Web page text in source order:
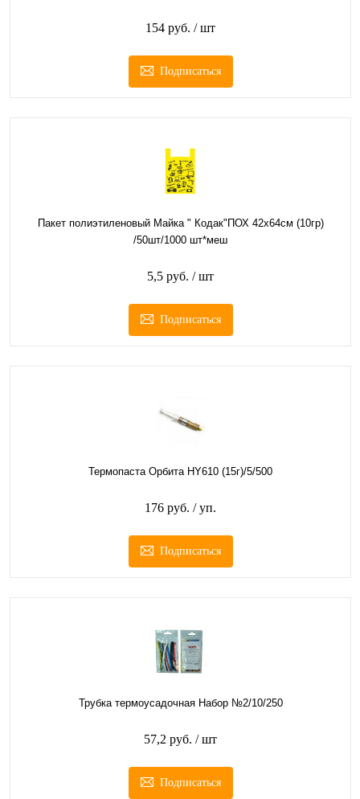
154 руб. / шт
Подписаться
Пакет полиэтиленовый Майка " Кодак"ПОХ 42х64см (10гр)
/50шт/1000 шт*меш
5,5 руб. / шт
Подписаться
Термопаста Орбита HY610 (15г)/5/500
176 руб. / уп.
Подписаться
Трубка термоусадочная Набор №2/10/250
57,2 руб. / шт
Подписаться